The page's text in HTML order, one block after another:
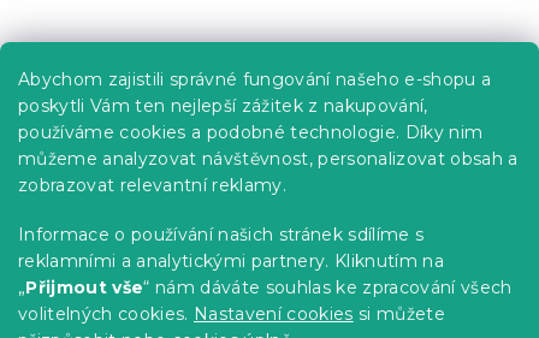
Abychom zajistili správné fungování našeho e-shopu a
poskytli Vám ten nejlepší zážitek z nakupování,
používáme cookies a podobné technologie. Díky nim
můžeme analyzovat návštěvnost, personalizovat obsah a
zobrazovat relevantní reklamy.
Informace o používání našich stránek sdílíme s
reklamními a analytickými partnery. Kliknutím na
„Přijmout vše“ nám dáváte souhlas ke zpracování všech
volitelných cookies. Nastavení cookies si můžete
Kariéra
Poptávky a B2B spolupráce
Proč se u nás registrovat?
Věrnostní program - Sleva až 10 %
Návody
Tabulky velikostí